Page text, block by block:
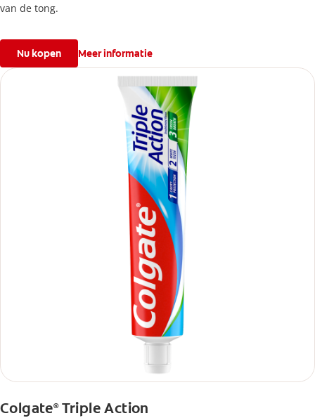
van de tong.
Nu kopen Meer informatie
Colgate®Triple Action